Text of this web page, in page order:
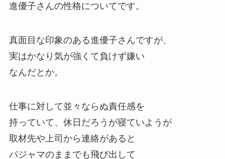
進優子さんの性格についてです。
真面目な印象のある進優子さんですが、
実はかなり気が強くて負けず嫌い
なんだとか。
仕事に対して並々ならぬ責任感を
持っていて、休日だろうが寝ていようが
取材先や上司から連絡があると
パジャマのままでも飛び出して